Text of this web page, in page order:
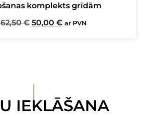
komplekts grīdām
62,50€ Original
50,00 €Current
ar PVN
I
IEKLĀŠANA